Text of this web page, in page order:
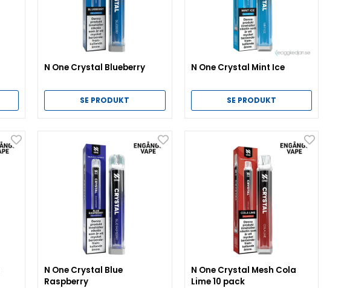
N One Crystal Blueberry
SE PRODUKT
N One Crystal Mint Ice
SE PRODUKT
N One Crystal Blue
Raspberry
N One Crystal Mesh Cola
Lime 10 pack